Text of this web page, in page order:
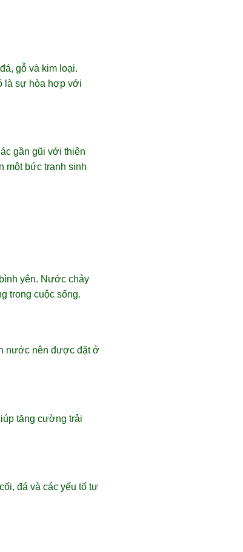
gỗ và kim loại.
là sự hòa hợp với
gần gũi với thiên
một bức tranh sinh
yên. Nước chảy
trong cuộc sống.
nước nên được đặt ở
tăng cường trải
đá và các yếu tố tự